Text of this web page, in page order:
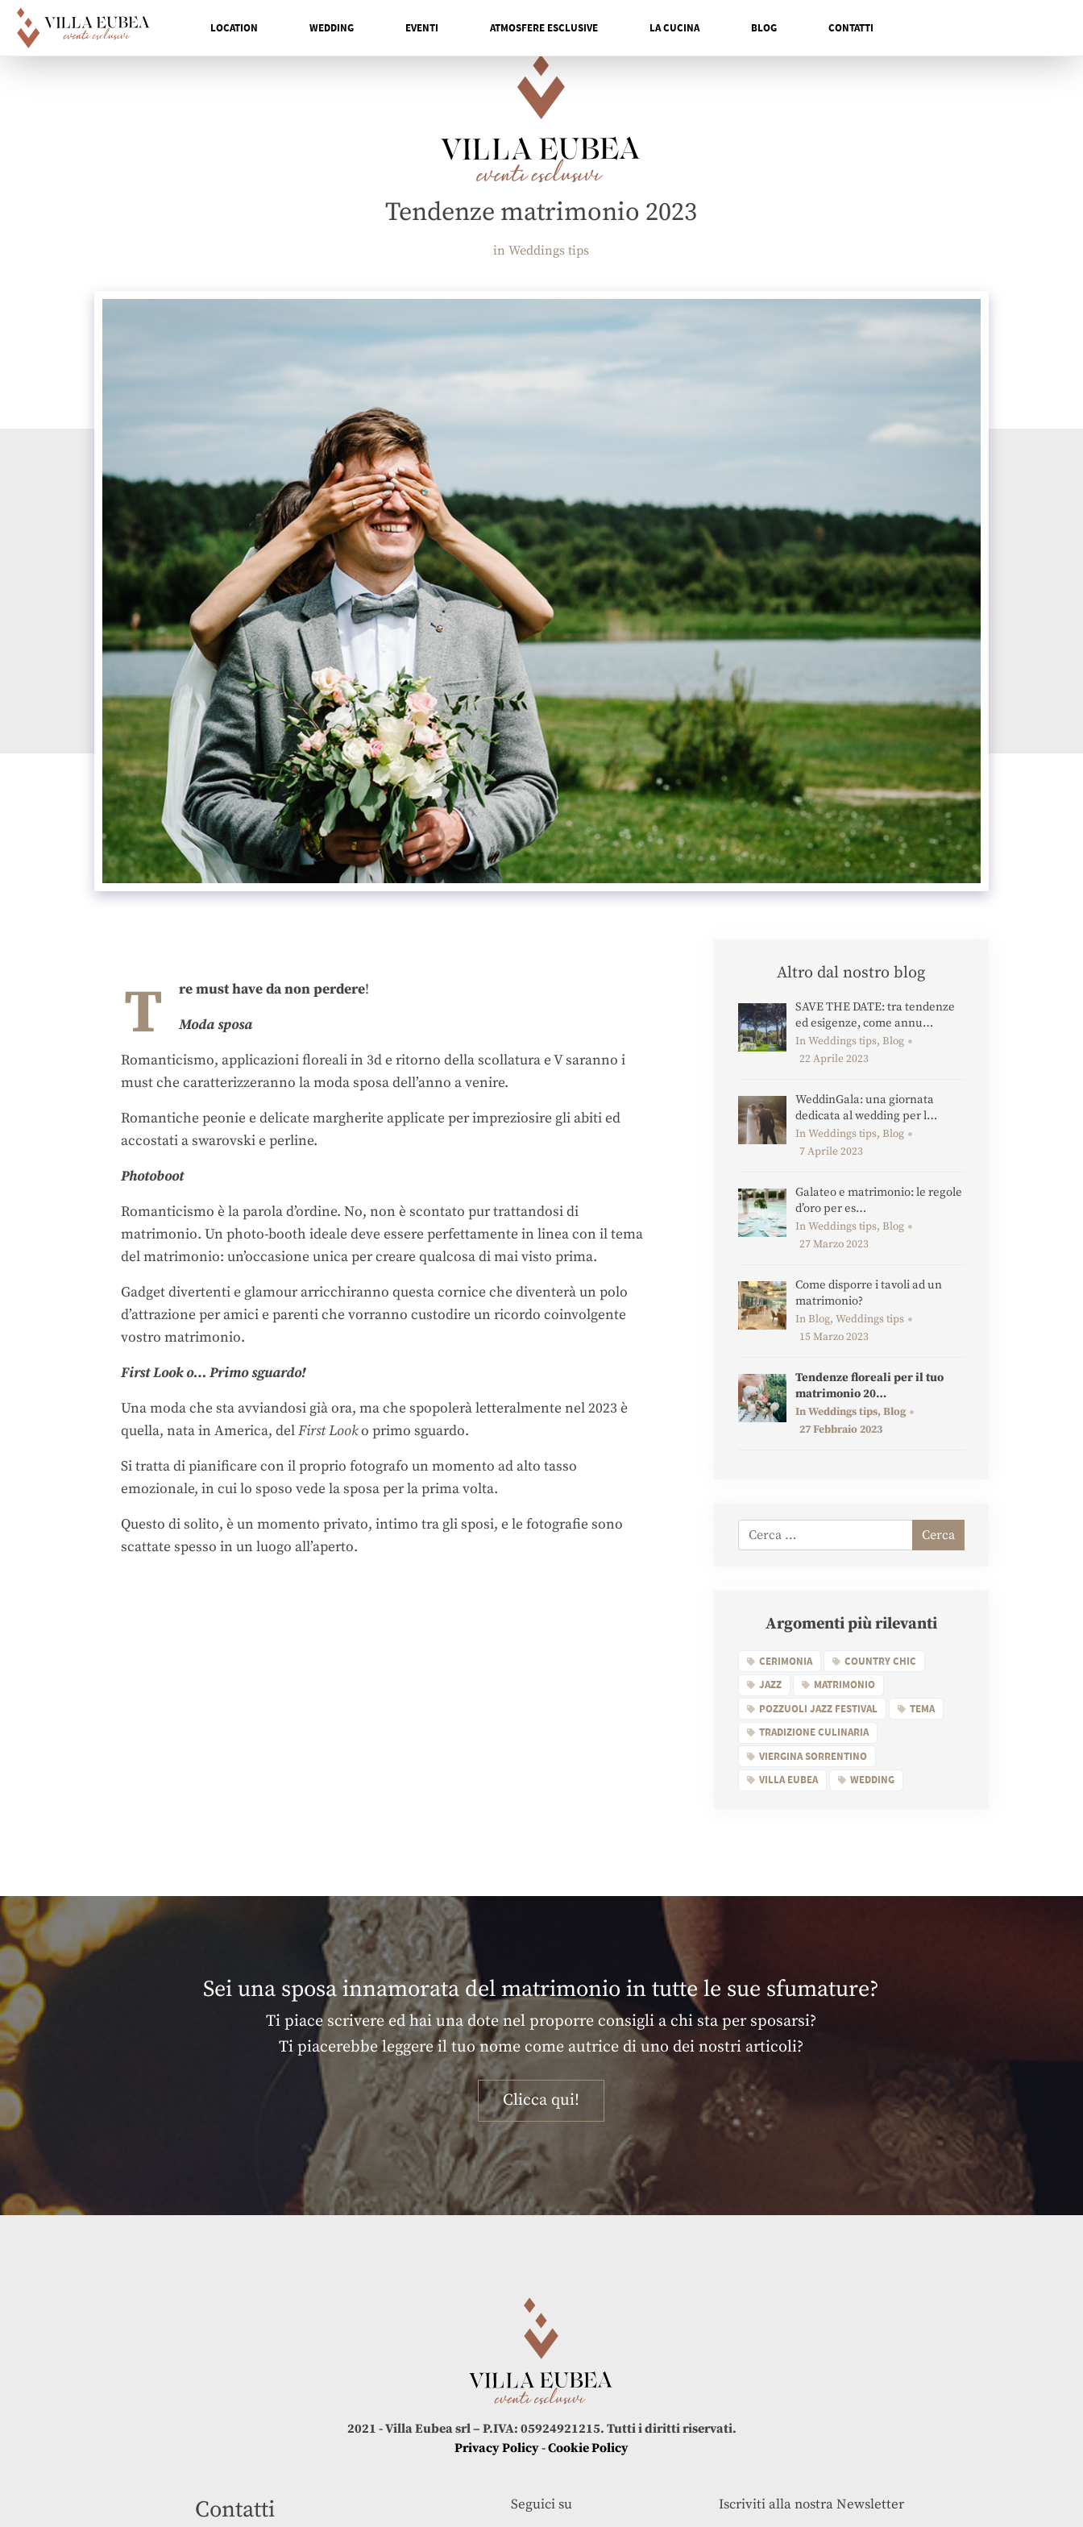
Main Navigation LOCATION WEDDING EVENTI ATMOSFERE ESCLUSIVE LA CUCINA BLOG CONTATTI
Tendenze matrimonio 2023
in Weddings tips
T re must have da non perdere!
Moda sposa
Romanticismo, applicazioni floreali in 3d e ritorno della scollatura e V saranno i
must che caratterizzeranno la moda sposa dell’anno a venire.
Romantiche peonie e delicate margherite applicate per impreziosire gli abiti ed
accostati a swarovski e perline.
Photoboot
Romanticismo è la parola d’ordine. No, non è scontato pur trattandosi di
matrimonio. Un photo-booth ideale deve essere perfettamente in linea con il tema
del matrimonio: un’occasione unica per creare qualcosa di mai visto prima.
Gadget divertenti e glamour arricchiranno questa cornice che diventerà un polo
d’attrazione per amici e parenti che vorranno custodire un ricordo coinvolgente
vostro matrimonio.
First Look o… Primo sguardo!
Una moda che sta avviandosi già ora, ma che spopolerà letteralmente nel 2023 è
quella, nata in America, delFirst Looko primo sguardo.
Si tratta di pianificare con il proprio fotografo un momento ad alto tasso
emozionale, in cui lo sposo vede la sposa per la prima volta.
Questo di solito, è un momento privato, intimo tra gli sposi, e le fotografie sono
scattate spesso in un luogo all’aperto.
Altro dal nostro blog
SAVE THE DATE: tra tendenze
ed esigenze, come annu…
In Weddings tips, Blog
22 Aprile 2023
WeddinGala: una giornata
dedicata al wedding per l…
In Weddings tips, Blog
7 Aprile 2023
Galateo e matrimonio: le regole
d’oro per es…
In Weddings tips, Blog
27 Marzo 2023
Come disporre i tavoli ad un
matrimonio?
In Blog, Weddings tips
15 Marzo 2023
Tendenze floreali per il tuo
matrimonio 20…
In Weddings tips, Blog
27 Febbraio 2023
Cerca
Argomenti più rilevanti
CERIMONIA
COUNTRY CHIC
JAZZ
MATRIMONIO
POZZUOLI JAZZ FESTIVAL
TEMA
TRADIZIONE CULINARIA
VIERGINA SORRENTINO
VILLA EUBEA
WEDDING
Sei una sposa innamorata del matrimonio in tutte le sue sfumature?
Ti piace scrivere ed hai una dote nel proporre consigli a chi sta per sposarsi?
Ti piacerebbe leggere il tuo nome come autrice di uno dei nostri articoli?
Clicca qui!
2021 - Villa Eubea srl – P.IVA: 05924921215. Tutti i diritti riservati.
Privacy Policy-Cookie Policy
Contatti Seguici su Iscriviti alla nostra Newsletter